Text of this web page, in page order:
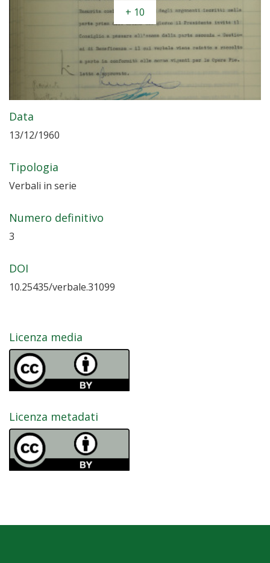
+ 10
Data
13/12/1960
Tipologia
Verbali in serie
Numero definitivo
3
DOI
10.25435/verbale.31099
Licenza media
Licenza metadati